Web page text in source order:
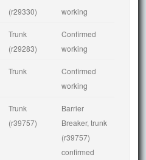
(r29330)
working
Trunk
(r29283)
Confirmed
working
Trunk
Confirmed
working
Trunk
(r39757)
Barrier
Breaker, trunk
(r39757)
confirmed